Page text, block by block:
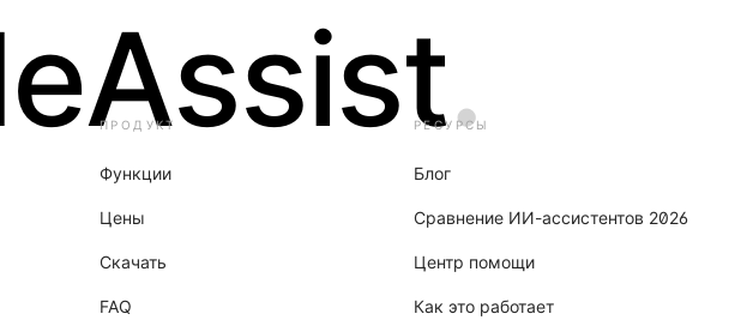
.
ПРОДУКТ
Функции
Цены
Скачать
FAQ
РЕСУРСЫ
Блог
Сравнение ИИ-ассистентов 2026
Центр помощи
Как это работает